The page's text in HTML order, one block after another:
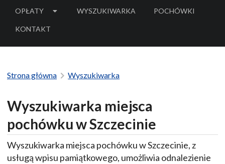
OPŁATY WYSZUKIWARKA POCHÓWKI
- LINK DO SERWISU
KONTAKT
Strona główna Wyszukiwarka
Wyszukiwarka miejsca
pochówku w Szczecinie
Wyszukiwarka miejsca pochówku w Szczecinie, z
usługą wpisu pamiątkowego, umożliwia odnalezienie